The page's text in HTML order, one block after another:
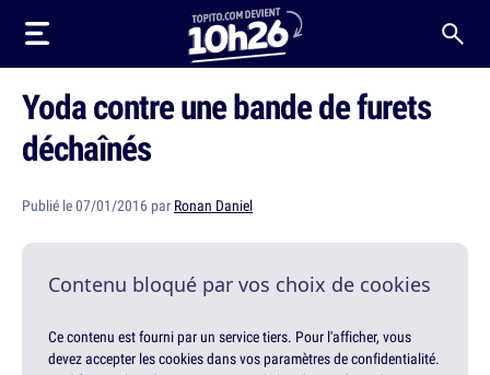
Yoda contre une bande de furets
déchaînés
Publié le 07/01/2016 par Ronan Daniel
Contenu bloqué par vos choix de cookies
Ce contenu est fourni par un service tiers. Pour l'afficher, vous
devez accepter les cookies dans vos paramètres de confidentialité.